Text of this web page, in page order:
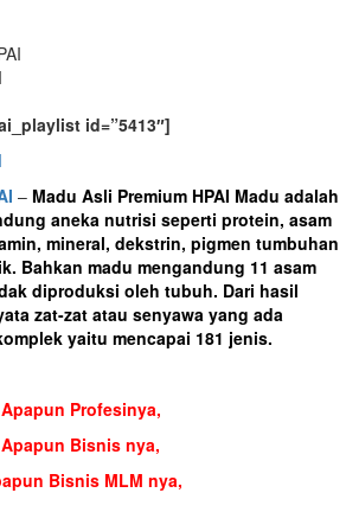
id=”5413″]
– Madu Asli Premium HPAI Madu adalah
aneka nutrisi seperti protein, asam
mineral, dekstrin, pigmen tumbuhan
Bahkan madu mengandung 11 asam
diproduksi oleh tubuh. Dari hasil
zat-zat atau senyawa yang ada
yaitu mencapai 181 jenis.
Apapun Profesinya,
Apapun Bisnis nya,
Bisnis MLM nya,